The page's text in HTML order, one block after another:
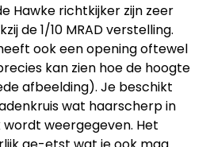
Hawke richtkijker zijn zeer
de 1/10 MRAD verstelling.
ook een opening oftewel
kan zien hoe de hoogte
afbeelding). Je beschikt
wat haarscherp in
weergegeven. Het